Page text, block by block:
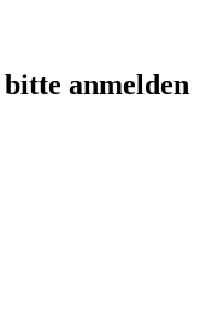
anmelden